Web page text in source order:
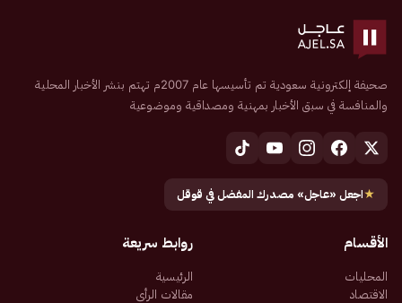
صحيفة إلكترونية سعودية تم تأسيسها عام 2007م تهتم بنشر الأخبار المحلية
والمنافسة في سبق الأخبار بمهنية ومصداقية وموضوعية
★اجعل «عاجل» مصدرك المفضل في قوقل
الأقسام
المحليات
الاقتصاد
روابط سريعة
الرئيسية
مقالات الرأي